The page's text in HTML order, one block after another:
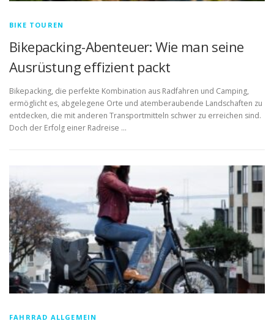
BIKE TOUREN
Bikepacking-Abenteuer: Wie man seine
Ausrüstung effizient packt
Bikepacking, die perfekte Kombination aus Radfahren und Camping,
ermöglicht es, abgelegene Orte und atemberaubende Landschaften zu
entdecken, die mit anderen Transportmitteln schwer zu erreichen sind.
Doch der Erfolg einer Radreise …
FAHRRAD ALLGEMEIN